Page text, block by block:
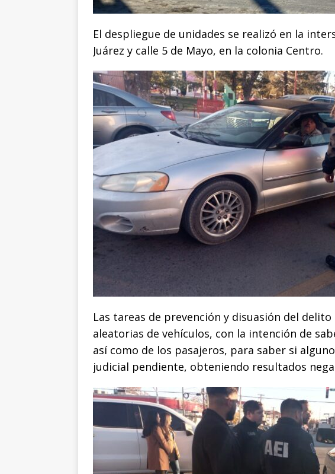
El despliegue de unidades se realizó en la
Juárez y calle 5 de Mayo, en la colonia Centro.
Las tareas de prevención y disuasión del
aleatorias de vehículos, con la intención de
así como de los pasajeros, para saber si
judicial pendiente, obteniendo resultados